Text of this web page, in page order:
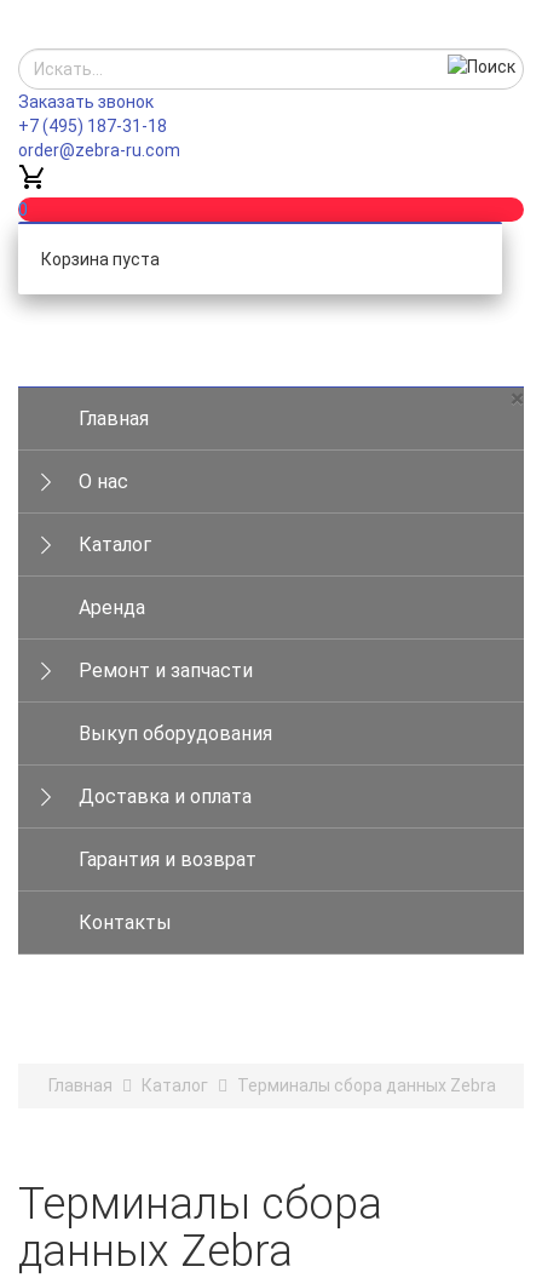
Заказать звонок
+7 (495) 187-31-18
order@zebra-ru.com
0
Корзина пуста
×
Главная
О нас
Каталог
Аренда
Ремонт и запчасти
Выкуп оборудования
Доставка и оплата
Гарантия и возврат
Контакты
Главная Каталог Терминалы сбора данных Zebra
Терминалы сбора
данных Zebra